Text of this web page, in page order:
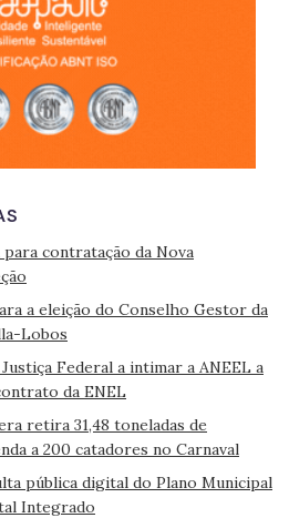
contratação da Nova
a eleição do Conselho Gestor da
Lobos
Federal a intimar a ANEEL a
da ENEL
retira 31,48 toneladas de
a 200 catadores no Carnaval
pública digital do Plano Municipal
Integrado